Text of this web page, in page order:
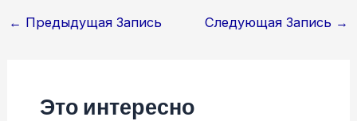
Навигация
← Предыдущая Запись Следующая Запись →
Это интересно